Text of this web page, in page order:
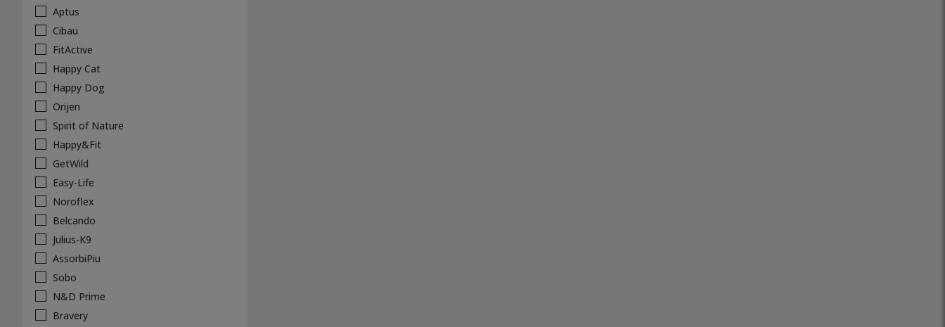
Aptus
Cibau
FitActive
Happy Cat
Happy Dog
Orijen
Spirit of Nature
Happy&Fit
GetWild
Easy-Life
Noroflex
Belcando
Julius-K9
AssorbiPiu
Sobo
N&D Prime
Bravery